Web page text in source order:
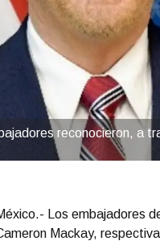
reconocieron, a
Los embajadores
Mackay,